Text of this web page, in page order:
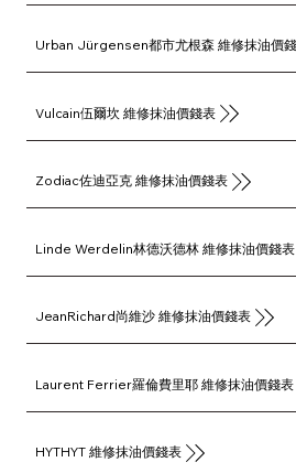
Urban Jürgensen都市尤根森 維修抹油價
Vulcain伍爾坎 維修抹油價錢表
Zodiac佐迪亞克 維修抹油價錢表
Linde Werdelin林德沃德林 維修抹油價錢表
JeanRichard尚維沙 維修抹油價錢表
Laurent Ferrier羅倫費里耶 維修抹油價錢表
HYTHYT 維修抹油價錢表